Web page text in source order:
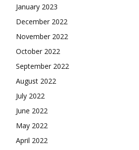
January 2023
December 2022
November 2022
October 2022
September 2022
August 2022
July 2022
June 2022
May 2022
April 2022